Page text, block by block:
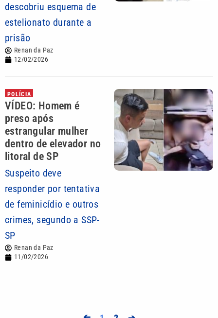
descobriu esquema de
estelionato durante a
prisão
Renan da Paz
12/02/2026
POLÍCIA
VÍDEO: Homem é
preso após
estrangular mulher
dentro de elevador no
litoral de SP
Suspeito deve
responder por tentativa
de feminicídio e outros
crimes, segundo a SSP-
SP
Renan da Paz
11/02/2026